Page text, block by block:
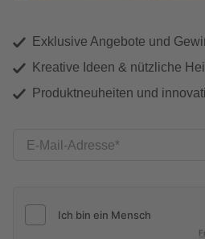
Exklusive Angebote und
Kreative Ideen & nützliche
Produktneuheiten und
E-Mail-Adresse